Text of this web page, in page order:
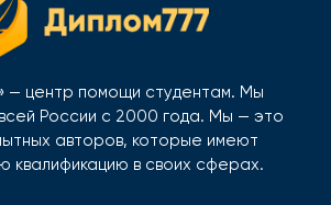
— центр помощи студентам. Мы
России с 2000 года. Мы — это
авторов, которые имеют
квалификацию в своих сферах.